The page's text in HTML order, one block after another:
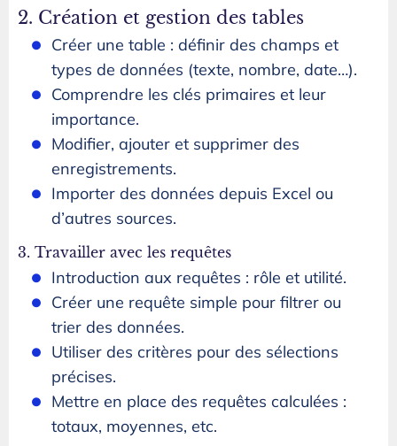
2. Création et gestion des tables
Créer une table : définir des champs et
types de données (texte, nombre, date…).
Comprendre les clés primaires et leur
importance.
Modifier, ajouter et supprimer des
enregistrements.
Importer des données depuis Excel ou
d’autres sources.
3. Travailler avec les requêtes
Introduction aux requêtes : rôle et utilité.
Créer une requête simple pour filtrer ou
trier des données.
Utiliser des critères pour des sélections
précises.
Mettre en place des requêtes calculées :
totaux, moyennes, etc.